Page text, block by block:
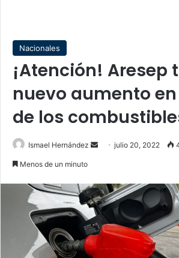
Nacionales
¡Atención! Aresep
nuevo aumento
de los
Ismael Hernández
Sendjulio 20, 2022
Menos de un minuto